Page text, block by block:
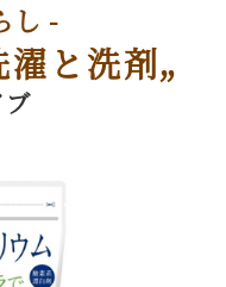
し
濯と洗剤„
ブ